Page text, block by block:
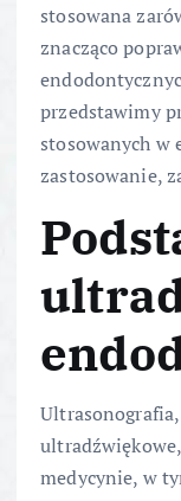
stosowana
znacząco
przedstawimy
stosowanych w
zastosowanie,
medycynie, w